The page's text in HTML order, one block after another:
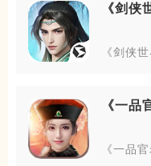
《剑侠
《剑侠
《一品
《一品